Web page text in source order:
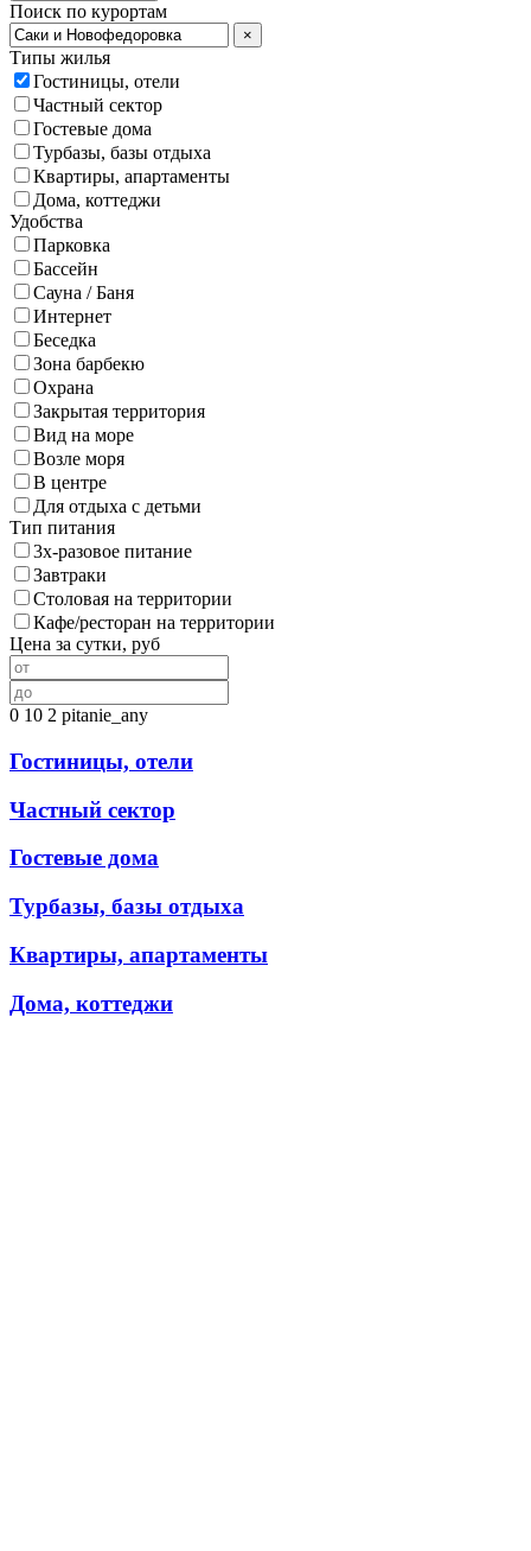
Поиск по курортам
×
Типы жилья
Гостиницы, отели
Частный сектор
Гостевые дома
Турбазы, базы отдыха
Квартиры, апартаменты
Дома, коттеджи
Удобства
Парковка
Бассейн
Сауна / Баня
Интернет
Беседка
Зона барбекю
Охрана
Закрытая территория
Вид на море
Возле моря
В центре
Для отдыха с детьми
Тип питания
3х-разовое питание
Завтраки
Столовая на территории
Кафе/ресторан на территории
Цена за сутки, руб
0 10 2 pitanie_any
Гостиницы, отели
Частный сектор
Гостевые дома
Турбазы, базы отдыха
Квартиры, апартаменты
Дома, коттеджи